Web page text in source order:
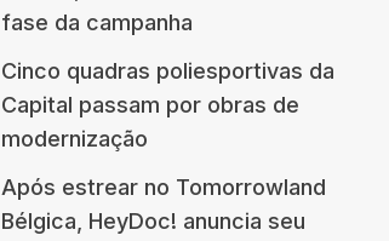
fase da campanha
Cinco quadras poliesportivas da
Capital passam por obras de
modernização
Após estrear no Tomorrowland
Bélgica, HeyDoc! anuncia seu